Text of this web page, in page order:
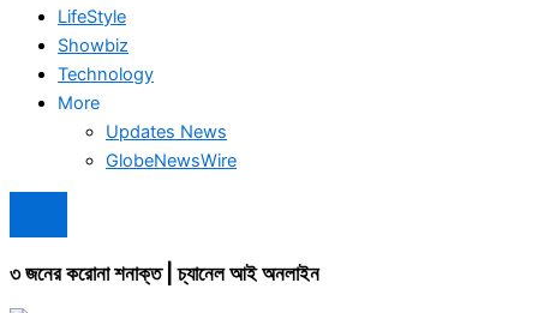
LifeStyle
Showbiz
Technology
More
Updates News
GlobeNewsWire
৩ জনের করোনা শনাক্ত | চ্যানেল আই অনলাইন